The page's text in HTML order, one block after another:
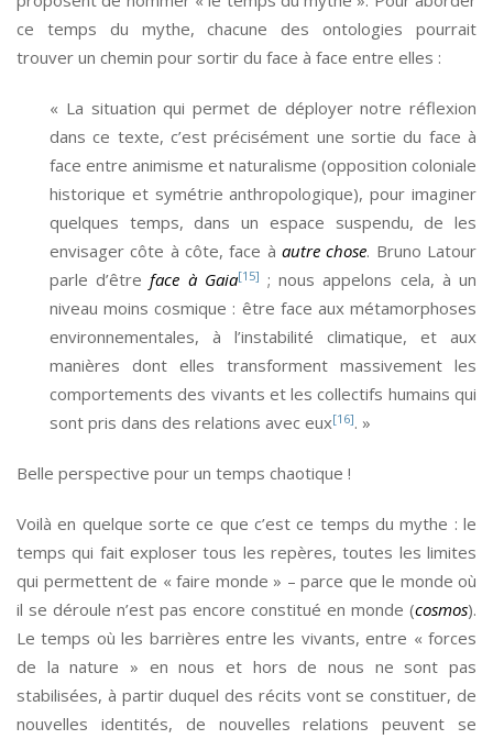
ce temps du mythe, chacune des ontologies pourrait
trouver un chemin pour sortir du face à face entre elles :
« La situation qui permet de déployer notre réflexion
dans ce texte, c’est précisément une sortie du face à
face entre animisme et naturalisme (opposition coloniale
historique et symétrie anthropologique), pour imaginer
quelques temps, dans un espace suspendu, de les
envisager côte à côte, face à autre chose. Bruno Latour
parle d’êtreface à Gaia[15] ; nous appelons cela, à un
niveau moins cosmique : être face aux métamorphoses
environnementales, à l’instabilité climatique, et aux
manières dont elles transforment massivement les
comportements des vivants et les collectifs humains qui
sont pris dans des relations avec eux[16]. »
Belle perspective pour un temps chaotique !
Voilà en quelque sorte ce que c’est ce temps du mythe : le
temps qui fait exploser tous les repères, toutes les limites
qui permettent de « faire monde » – parce que le monde où
il se déroule n’est pas encore constitué en monde (cosmos).
Le temps où les barrières entre les vivants, entre « forces
de la nature » en nous et hors de nous ne sont pas
stabilisées, à partir duquel des récits vont se constituer, de
nouvelles identités, de nouvelles relations peuvent se